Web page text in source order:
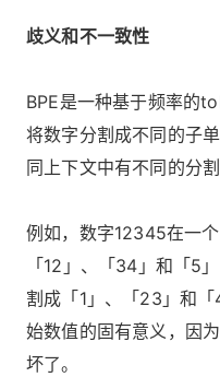
歧义和不一致性
BPE是一种基于频率的
将数字分割成不同的子
同上下文中有不同的分割
例如，数字12345在一
「12」、「34」和「5
割成「1」、「23」和
始数值的固有意义，因
坏了。